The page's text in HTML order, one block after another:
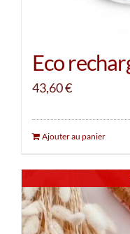
Eco
43,60€
Ajouter au panier